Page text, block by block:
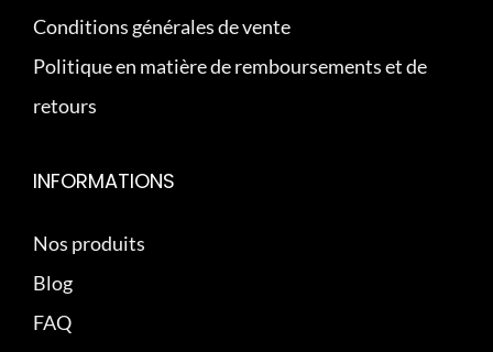
Conditions générales de vente
Politique en matière de remboursements et de
retours
INFORMATIONS
Nos produits
Blog
FAQ